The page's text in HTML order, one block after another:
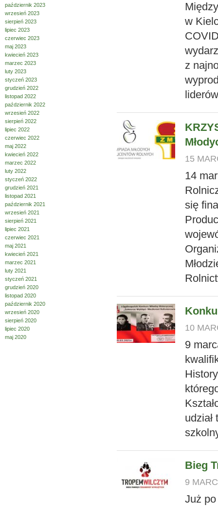
październik 2023
wrzesień 2023
sierpień 2023
lipiec 2023
czerwiec 2023
maj 2023
kwiecień 2023
marzec 2023
luty 2023
styczeń 2023
grudzień 2022
listopad 2022
październik 2022
wrzesień 2022
sierpień 2022
lipiec 2022
czerwiec 2022
maj 2022
kwiecień 2022
marzec 2022
luty 2022
styczeń 2022
grudzień 2021
listopad 2021
październik 2021
wrzesień 2021
sierpień 2021
lipiec 2021
czerwiec 2021
maj 2021
kwiecień 2021
marzec 2021
luty 2021
styczeń 2021
grudzień 2020
listopad 2020
październik 2020
wrzesień 2020
sierpień 2020
lipiec 2020
maj 2020
w
z
15
14
się
10
9
Bieg
9
Już